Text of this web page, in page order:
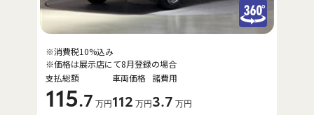
支払総額
115.7 万円
車両価格
112 万円
諸費用
3.7 万円
※消費税10%込み
※価格は展示店にて8月登録の場合